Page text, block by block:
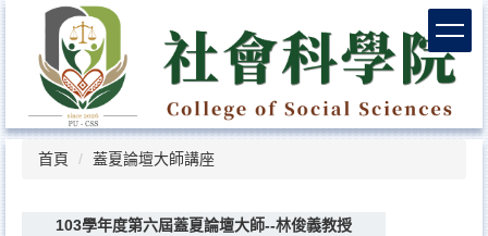
容
首頁 蓋夏論壇大師講座
103學年度第六屆蓋夏論壇大師--林俊義教授